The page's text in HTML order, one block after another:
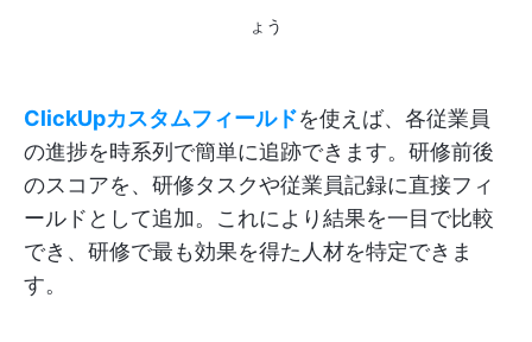
ょう
ClickUpカスタムフィールドを使えば、各従業員
の進捗を時系列で簡単に追跡できます。研修前後
のスコアを、研修タスクや従業員記録に直接フィ
ールドとして追加。これにより結果を一目で比較
でき、研修で最も効果を得た人材を特定できま
す。